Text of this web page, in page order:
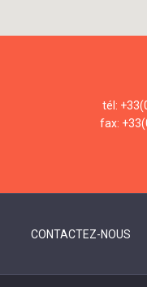
tél:
fax:
CONTACTEZ-NOUS